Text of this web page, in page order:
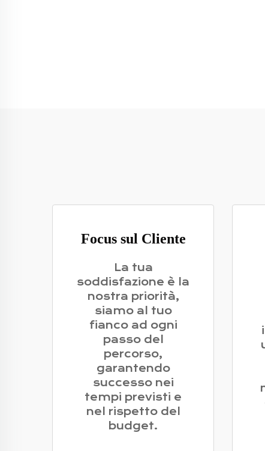
Focus sul Cliente
La tua
soddisfazione è la
nostra priorità,
siamo al tuo
fianco ad ogni
passo del
percorso,
garantendo
successo nei
tempi previsti e
nel rispetto del
budget.